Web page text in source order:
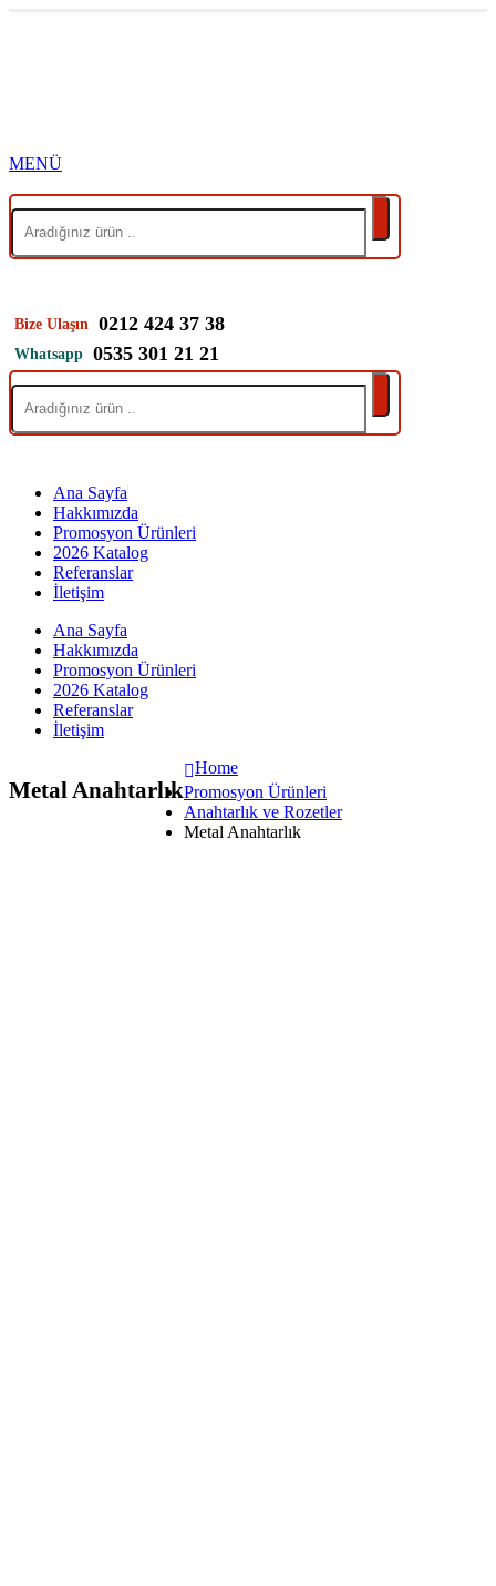
Bize Ulaşın 0212 424 37 38
Whatsapp 0535 301 21 21
Ana Sayfa
Hakkımızda
Promosyon Ürünleri
2026 Katalog
Referanslar
İletişim
Ana Sayfa
Hakkımızda
Promosyon Ürünleri
2026 Katalog
Referanslar
İletişim
Metal Anahtarlık
Home
Promosyon Ürünleri
Anahtarlık ve Rozetler
Metal Anahtarlık